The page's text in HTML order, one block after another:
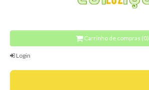
Carrinho de compras (0)
Login